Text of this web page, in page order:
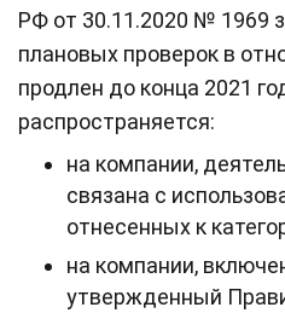
РФ от 30.11.2020 № 1969
плановых проверок в
продлен до конца 2021
распространяется:
на компании,
связана с
отнесенных к
на компании,
утвержденный